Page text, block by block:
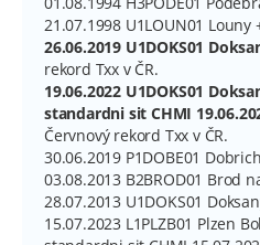
21.07.1998 U1LOUN01 Louny
26.06.2019 U1DOKS01
rekord Txx v ČR.
19.06.2022 U1DOKS01
standardni sit CHMI
Červnový rekord Txx v ČR.
30.06.2019 P1DOBE01
03.08.2013 B2BROD01 Brod
28.07.2013 U1DOKS01
15.07.2023 L1PLZB01 Plzen